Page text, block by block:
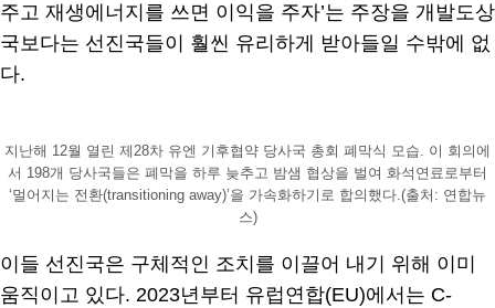
주고 재생에너지를 쓰면 이익을 주자’는 주장을 개발도상
국보다는 선진국들이 훨씬 유리하게 받아들일 수밖에 없
다.
지난해 12월 열린 제28차 유엔 기후협약 당사국 총회 폐막식 모습. 이 회의에
서 198개 당사국들은 폐막을 하루 늦추고 밤샘 협상을 벌여 화석연료로부터
‘멀어지는 전환(transitioning away)’을 가속화하기로 합의했다.(출처: 연합뉴
스)
이들 선진국은 구체적인 조치를 이끌어 내기 위해 이미
움직이고 있다. 2023년부터 유럽연합(EU)에서는 C-